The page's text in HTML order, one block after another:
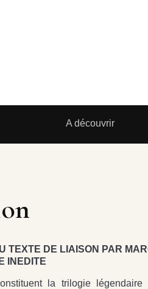
A découvrir
TEXTE DE LIAISON PAR
INEDITE
la trilogie